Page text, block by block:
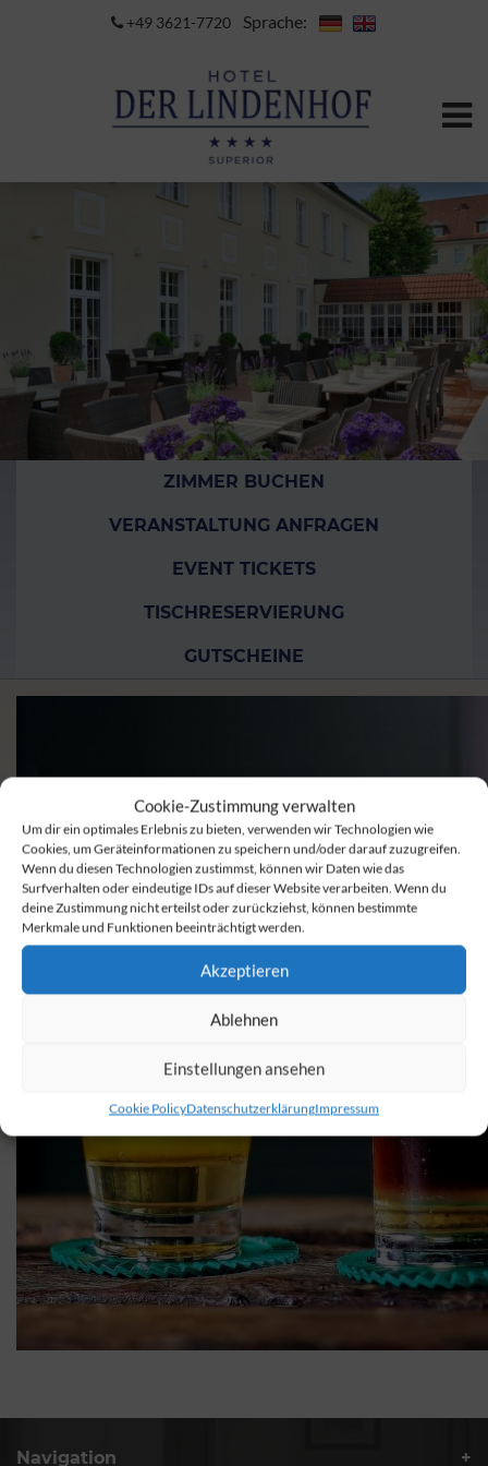
Cookie-Zustimmung verwalten
Um dir ein optimales Erlebnis zu bieten, verwenden wir Technologien wie
Cookies, um Geräteinformationen zu speichern und/oder darauf zuzugreifen.
Wenn du diesen Technologien zustimmst, können wir Daten wie das
Surfverhalten oder eindeutige IDs auf dieser Website verarbeiten. Wenn du
deine Zustimmung nicht erteilst oder zurückziehst, können bestimmte
Merkmale und Funktionen beeinträchtigt werden.
Akzeptieren
Ablehnen
Einstellungen ansehen
Cookie PolicyDatenschutzerklärungImpressum
+49 3621-7720 Sprache:
ZIMMER BUCHEN
VERANSTALTUNG ANFRAGEN
EVENT TICKETS
TISCHRESERVIERUNG
GUTSCHEINE
Navigation